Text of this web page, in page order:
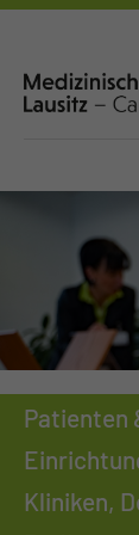
Patienten
Kliniken,